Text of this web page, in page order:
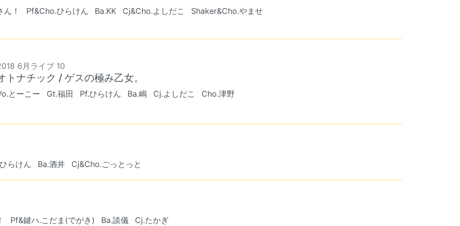
！ Pf&Cho.ひらけん Ba.KK Cj&Cho.よしだこ
Shaker&Cho.やませ
6月ライブ 10
トナチック / ゲスの極み乙女。
とーこー Gt.福田 Pf.ひらけん Ba.嶋 Cj.よしだこ Cho.津野
らけん Ba.酒井 Cj&Cho.ごっとっと
Pf&鍵ハ.こだま(でがき) Ba.談儀 Cj.たかぎ